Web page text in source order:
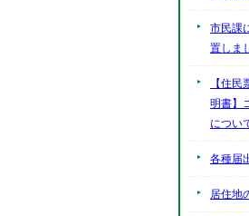
市民課
置しま
【住
明書】
につい
各種届
居住地